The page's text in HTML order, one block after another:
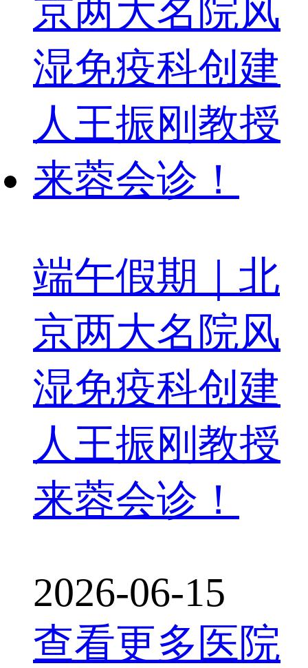
端午假期｜北
京两大名院风
湿免疫科创建
人王振刚教授
来蓉会诊！
2026-06-15
查看更多医院